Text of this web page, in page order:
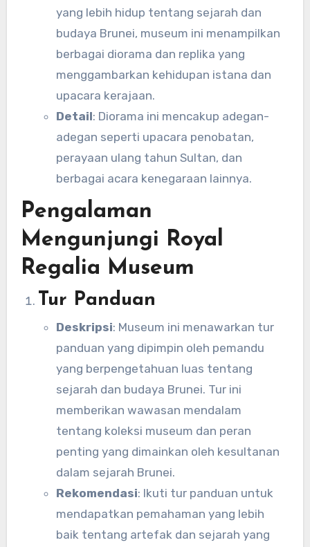
yang lebih hidup tentang sejarah dan
budaya Brunei, museum ini menampilkan
berbagai diorama dan replika yang
menggambarkan kehidupan istana dan
upacara kerajaan.
Detail: Diorama ini mencakup adegan-
adegan seperti upacara penobatan,
perayaan ulang tahun Sultan, dan
berbagai acara kenegaraan lainnya.
Pengalaman
Mengunjungi Royal
Regalia Museum
Tur Panduan
Deskripsi: Museum ini menawarkan tur
panduan yang dipimpin oleh pemandu
yang berpengetahuan luas tentang
sejarah dan budaya Brunei. Tur ini
memberikan wawasan mendalam
tentang koleksi museum dan peran
penting yang dimainkan oleh kesultanan
dalam sejarah Brunei.
Rekomendasi: Ikuti tur panduan untuk
mendapatkan pemahaman yang lebih
baik tentang artefak dan sejarah yang